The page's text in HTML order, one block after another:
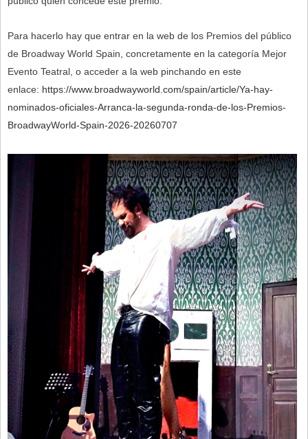
Para hacerlo hay que entrar en la web de los Premios del público
de Broadway World Spain, concretamente en la categoría Mejor
Evento Teatral, o acceder a la web pinchando en este
enlace: https://www.broadwayworld.com/spain/article/Ya-hay-
nominados-oficiales-Arranca-la-segunda-ronda-de-los-Premios-
BroadwayWorld-Spain-2026-20260707